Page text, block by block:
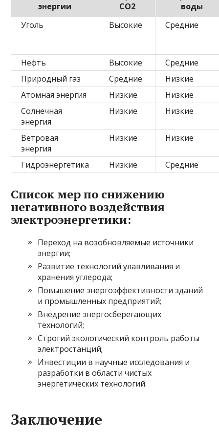
энергии
CO2
воды
Уголь
Высокие Средние
Нефть Высокие
Средние
Природный газ
Средние
Низкие
Атомная энергия
Низкие
Низкие
Солнечная
энергия
Низкие Низкие
Ветровая
энергия
Низкие Низкие
Гидроэнергетика Низкие Средние
Список мер по снижению
негативного воздействия
электроэнергетики:
Переход на возобновляемые источники
энергии;
Развитие технологий улавливания и
хранения углерода;
Повышение энергоэффективности зданий
и промышленных предприятий;
Внедрение энергосберегающих
технологий;
Строгий экологический контроль работы
электростанций;
Инвестиции в научные исследования и
разработки в области чистых
энергетических технологий.
Заключение